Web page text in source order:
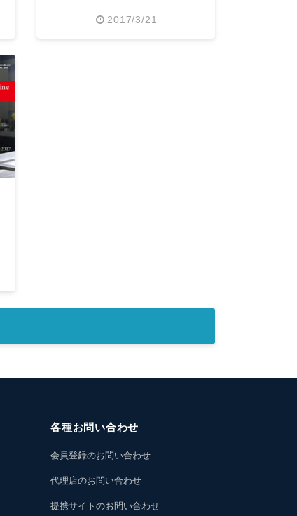
2017/3/21
各種お問い合わせ
会員登録のお問い合わせ
代理店のお問い合わせ
提携サイトのお問い合わせ